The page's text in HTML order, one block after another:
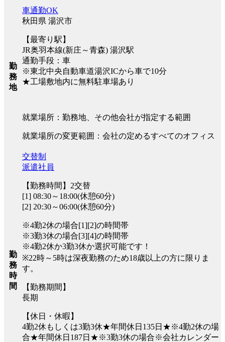
勤
務
地
車通勤OK
秋田県 湯沢市
【最寄り駅】
JR奥羽本線(新庄～青森) 湯沢駅
通勤手段：車
※東北中央自動車道湯沢ICから車で10分
★工場敷地内に無料駐車場あり
就業場所：勤務地、その他会社が指定する範囲
就業場所の変更範囲：会社の定めるすべてのオフィス
勤
務
時
間
交替制
派遣社員
【勤務時間】2交替
[1] 08:30～18:00(休憩60分)
[2] 20:30～06:00(休憩60分)
※4勤2休の場合[1][2]の時間帯
※3勤3休の場合[3][4]の時間帯
※4勤2休か3勤3休か選択可能です！
※22時～5時は深夜勤務のため18歳以上の方に限りま
す。
【勤務期間】
長期
【休日・休暇】
4勤2休もしくは3勤3休★年間休日135日★※4勤2休の場
合★年間休日187日★※3勤3休の場合※会社カレンダー